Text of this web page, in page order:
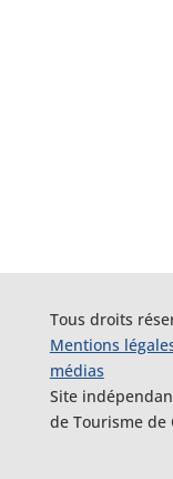
Tous droits
Mentions
médias
Site
de Tourisme de